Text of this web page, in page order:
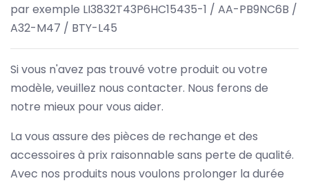
par exemple LI3832T43P6HC15435-1 / AA-PB9NC6B /
A32-M47 / BTY-L45
Si vous n'avez pas trouvé votre produit ou votre
modèle, veuillez nous contacter. Nous ferons de
notre mieux pour vous aider.
La vous assure des pièces de rechange et des
accessoires à prix raisonnable sans perte de qualité.
Avec nos produits nous voulons prolonger la durée